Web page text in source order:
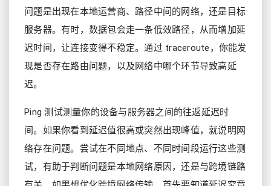
问题是出现在本地运营商、路径中间的网络，还是目标
服务器。有时，数据包会走一条低效路径，从而增加延
迟时间，让连接变得不稳定。通过 traceroute，你能发
现是否存在路由问题，以及网络中哪个环节导致高延
迟。
Ping 测试测量你的设备与服务器之间的往返延迟时
间。如果你看到延迟值很高或突然出现峰值，就说明网
络存在问题。尝试在不同地点、不同时间段运行这些测
试，有助于判断问题是本地网络原因，还是与跨境链路